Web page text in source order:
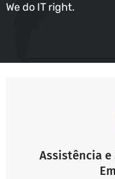
We do IT right.
Assistência